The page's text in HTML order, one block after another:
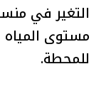
التغير في
مستوى المياه
للمحطة.